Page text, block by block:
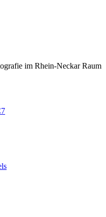
im Rhein-Neckar Raum